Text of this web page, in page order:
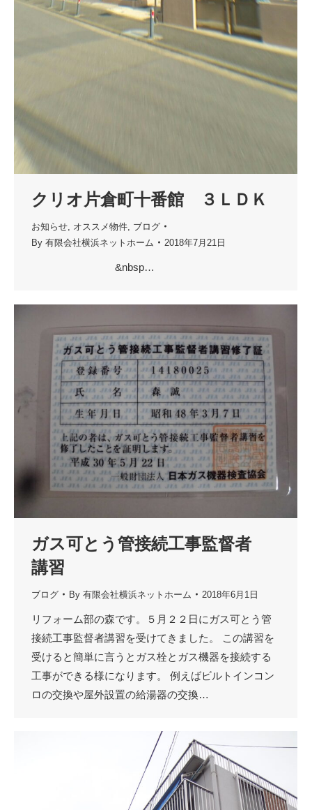
クリオ片倉町十番館 ３ＬＤＫ
お知らせ オススメ物件 ブログ
By 有限会社横浜ネットホーム 2018年7月21日
&nbsp…
ガス可とう管接続工事監督者
講習
ブログ By 有限会社横浜ネットホーム 2018年6月1日
リフォーム部の森です。５月２２日にガス可とう管
接続工事監督者講習を受けてきました。 この講習を
受けると簡単に言うとガス栓とガス機器を接続する
工事ができる様になります。 例えばビルトインコン
ロの交換や屋外設置の給湯器の交換…